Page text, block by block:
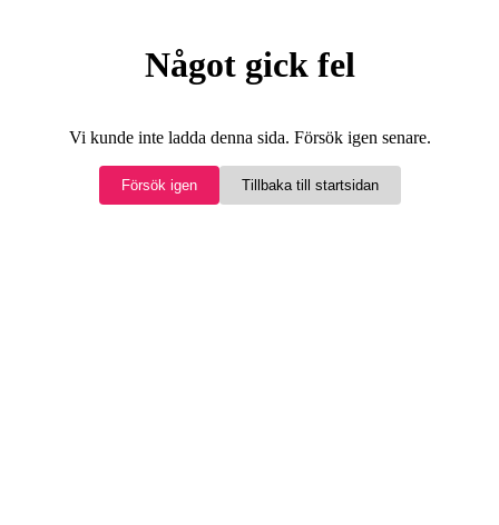
Något gick fel
Vi kunde inte ladda denna sida. Försök igen senare.
Försök igen Tillbaka till startsidan